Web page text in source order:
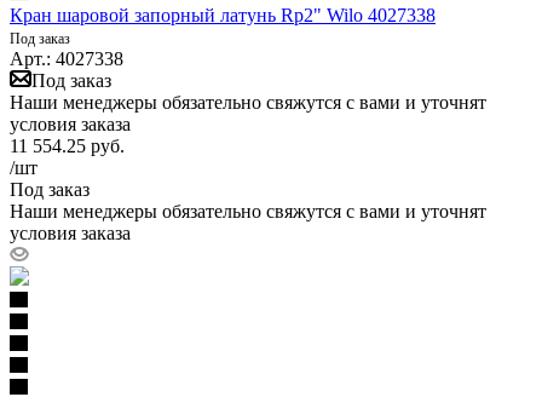
Кран шаровой запорный латунь Rp2" Wilo 4027338
Под заказ
Арт.: 4027338
Под заказ
Наши менеджеры обязательно свяжутся с вами и уточнят
условия заказа
11 554.25 руб.
/шт
Под заказ
Наши менеджеры обязательно свяжутся с вами и уточнят
условия заказа